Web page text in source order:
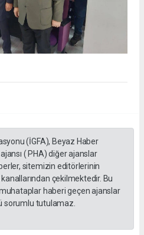
(İGFA), Beyaz Haber
( PHA) diğer ajanslar
sitemizin editörlerinin
çekilmektedir. Bu
haberi geçen ajanslar
sorumlu tutulamaz.